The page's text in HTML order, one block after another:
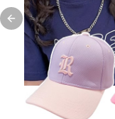
Previous slide